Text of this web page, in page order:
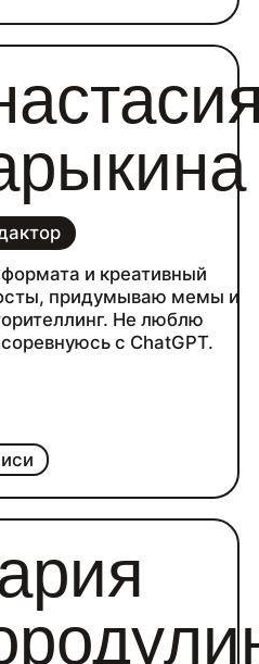
и креативный
придумываю мемы и
Не люблю
с ChatGPT.